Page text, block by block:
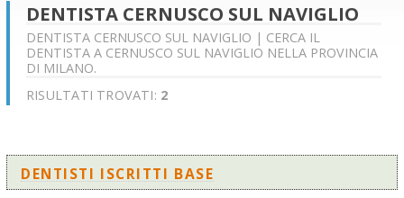
DENTISTA CERNUSCO SUL NAVIGLIO
DENTISTA CERNUSCO SUL NAVIGLIO | CERCA IL
DENTISTA A CERNUSCO SUL NAVIGLIO NELLA PROVINCIA
DI MILANO.
RISULTATI TROVATI: 2
DENTISTI ISCRITTI BASE